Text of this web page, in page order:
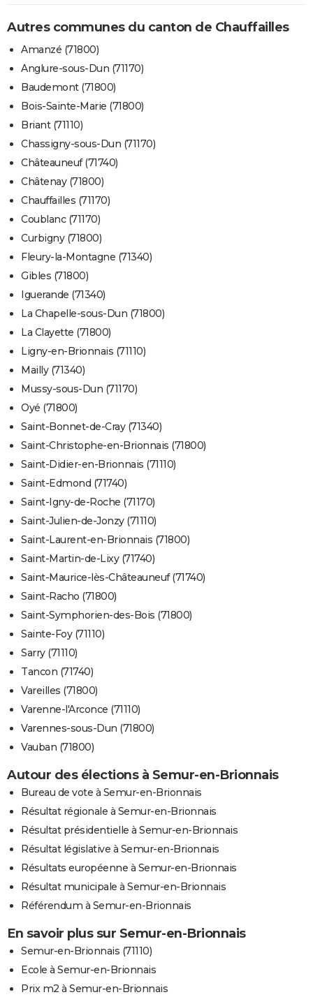
Autres communes du canton de Chauffailles
Amanzé (71800)
Anglure-sous-Dun (71170)
Baudemont (71800)
Bois-Sainte-Marie (71800)
Briant (71110)
Chassigny-sous-Dun (71170)
Châteauneuf (71740)
Châtenay (71800)
Chauffailles (71170)
Coublanc (71170)
Curbigny (71800)
Fleury-la-Montagne (71340)
Gibles (71800)
Iguerande (71340)
La Chapelle-sous-Dun (71800)
La Clayette (71800)
Ligny-en-Brionnais (71110)
Mailly (71340)
Mussy-sous-Dun (71170)
Oyé (71800)
Saint-Bonnet-de-Cray (71340)
Saint-Christophe-en-Brionnais (71800)
Saint-Didier-en-Brionnais (71110)
Saint-Edmond (71740)
Saint-Igny-de-Roche (71170)
Saint-Julien-de-Jonzy (71110)
Saint-Laurent-en-Brionnais (71800)
Saint-Martin-de-Lixy (71740)
Saint-Maurice-lès-Châteauneuf (71740)
Saint-Racho (71800)
Saint-Symphorien-des-Bois (71800)
Sainte-Foy (71110)
Sarry (71110)
Tancon (71740)
Vareilles (71800)
Varenne-l'Arconce (71110)
Varennes-sous-Dun (71800)
Vauban (71800)
Autour des élections à Semur-en-Brionnais
Bureau de vote à Semur-en-Brionnais
Résultat régionale à Semur-en-Brionnais
Résultat présidentielle à Semur-en-Brionnais
Résultat législative à Semur-en-Brionnais
Résultats européenne à Semur-en-Brionnais
Résultat municipale à Semur-en-Brionnais
Référendum à Semur-en-Brionnais
En savoir plus sur Semur-en-Brionnais
Semur-en-Brionnais (71110)
Ecole à Semur-en-Brionnais
Prix m2 à Semur-en-Brionnais